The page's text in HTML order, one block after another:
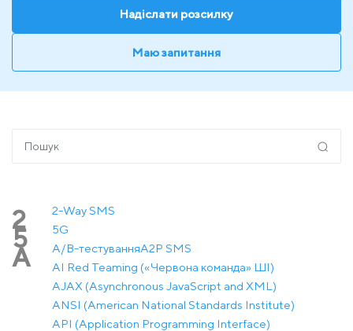
Надіслати розсилку
Маю запитання
2 2-Way SMS
5 5G
A A/B-тестуванняA2P SMS
AI Red Teaming («Червона команда» ШІ)
AJAX (Asynchronous JavaScript and XML)
ANSI (American National Standards Institute)
API (Application Programming Interface)